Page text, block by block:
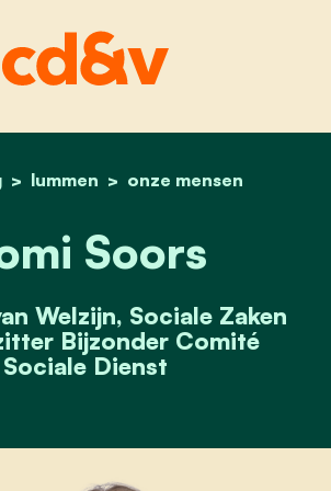
home
lummen onze mensen
romi soors
Soors
Welzijn, Sociale Zaken
Bijzonder Comité
Sociale Dienst